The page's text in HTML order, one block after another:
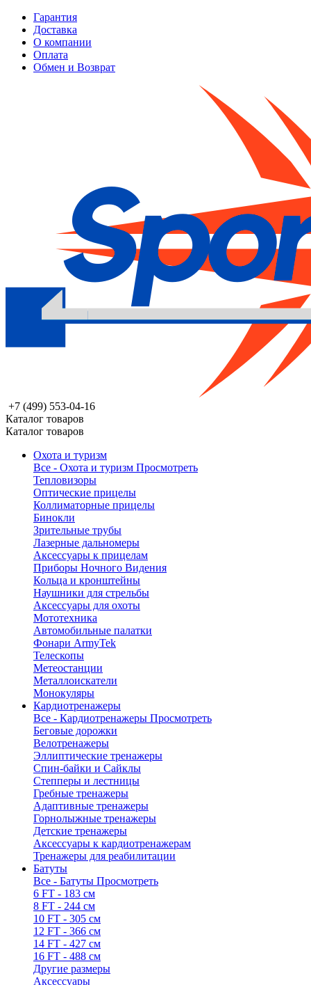
Гарантия
Доставка
О компании
Оплата
Обмен и Возврат
+7 (499) 553-04-16
Каталог товаров
Каталог товаров
Охота и туризм
Все - Охота и туризм Просмотреть
Тепловизоры
Оптические прицелы
Коллиматорные прицелы
Бинокли
Зрительные трубы
Лазерные дальномеры
Аксессуары к прицелам
Приборы Ночного Видения
Кольца и кронштейны
Наушники для стрельбы
Аксессуары для охоты
Мототехника
Автомобильные палатки
Фонари ArmyTek
Телескопы
Метеостанции
Металлоискатели
Монокуляры
Кардиотренажеры
Все - Кардиотренажеры Просмотреть
Беговые дорожки
Велотренажеры
Эллиптические тренажеры
Спин-байки и Сайклы
Степперы и лестницы
Гребные тренажеры
Адаптивные тренажеры
Горнолыжные тренажеры
Детские тренажеры
Аксессуары к кардиотренажерам
Тренажеры для реабилитации
Батуты
Все - Батуты Просмотреть
6 FT - 183 см
8 FT - 244 см
10 FT - 305 см
12 FT - 366 см
14 FT - 427 см
16 FT - 488 см
Другие размеры
Аксессуары